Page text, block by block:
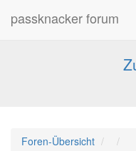
passknacker forum
Forum für alle
Foren-Übersicht